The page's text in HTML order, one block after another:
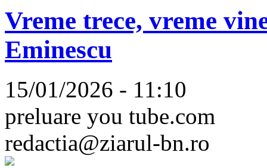
Vreme trece, vreme
Eminescu
15/01/2026 - 11:10
preluare you tube.com
redactia@ziarul-bn.ro